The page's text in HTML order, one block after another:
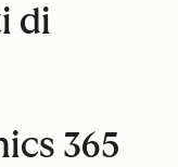
di
365